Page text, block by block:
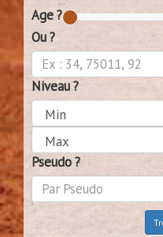
Age ?
Ou ?
Niveau ?
Pseudo ?